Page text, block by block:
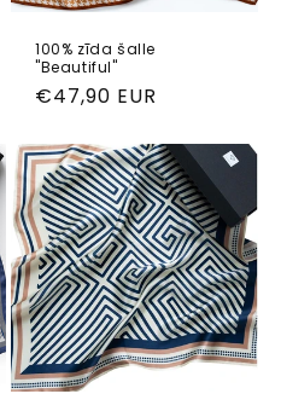
100% zīda šalle
"Beautiful"
Parastā
€47,90 EUR